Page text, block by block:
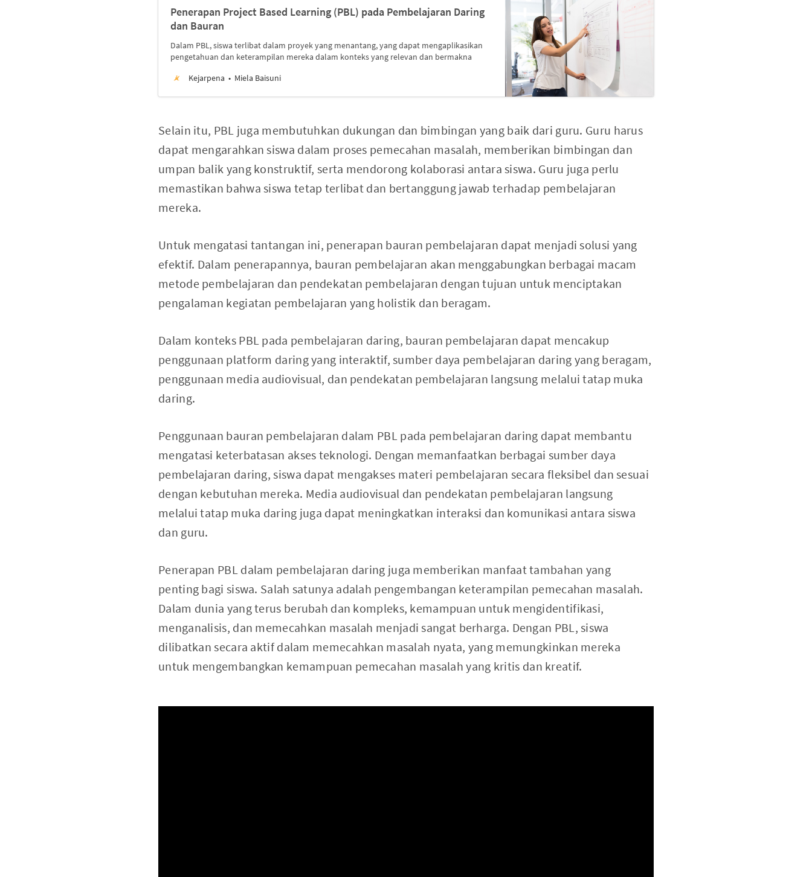
Penerapan Project Based Learning (PBL) pada Pembelajaran Daring
dan Bauran
Dalam PBL, siswa terlibat dalam proyek yang menantang, yang dapat mengaplikasikan
pengetahuan dan keterampilan mereka dalam konteks yang relevan dan bermakna
Kejarpena
Miela Baisuni
Selain itu, PBL juga membutuhkan dukungan dan bimbingan yang baik dari guru. Guru harus
dapat mengarahkan siswa dalam proses pemecahan masalah, memberikan bimbingan dan
umpan balik yang konstruktif, serta mendorong kolaborasi antara siswa. Guru juga perlu
memastikan bahwa siswa tetap terlibat dan bertanggung jawab terhadap pembelajaran
mereka.
Untuk mengatasi tantangan ini, penerapan bauran pembelajaran dapat menjadi solusi yang
efektif. Dalam penerapannya, bauran pembelajaran akan menggabungkan berbagai macam
metode pembelajaran dan pendekatan pembelajaran dengan tujuan untuk menciptakan
pengalaman kegiatan pembelajaran yang holistik dan beragam.
Dalam konteks PBL pada pembelajaran daring, bauran pembelajaran dapat mencakup
penggunaan platform daring yang interaktif, sumber daya pembelajaran daring yang beragam,
penggunaan media audiovisual, dan pendekatan pembelajaran langsung melalui tatap muka
daring.
Penggunaan bauran pembelajaran dalam PBL pada pembelajaran daring dapat membantu
mengatasi keterbatasan akses teknologi. Dengan memanfaatkan berbagai sumber daya
pembelajaran daring, siswa dapat mengakses materi pembelajaran secara fleksibel dan sesuai
dengan kebutuhan mereka. Media audiovisual dan pendekatan pembelajaran langsung
melalui tatap muka daring juga dapat meningkatkan interaksi dan komunikasi antara siswa
dan guru.
Penerapan PBL dalam pembelajaran daring juga memberikan manfaat tambahan yang
penting bagi siswa. Salah satunya adalah pengembangan keterampilan pemecahan masalah.
Dalam dunia yang terus berubah dan kompleks, kemampuan untuk mengidentifikasi,
menganalisis, dan memecahkan masalah menjadi sangat berharga. Dengan PBL, siswa
dilibatkan secara aktif dalam memecahkan masalah nyata, yang memungkinkan mereka
untuk mengembangkan kemampuan pemecahan masalah yang kritis dan kreatif.